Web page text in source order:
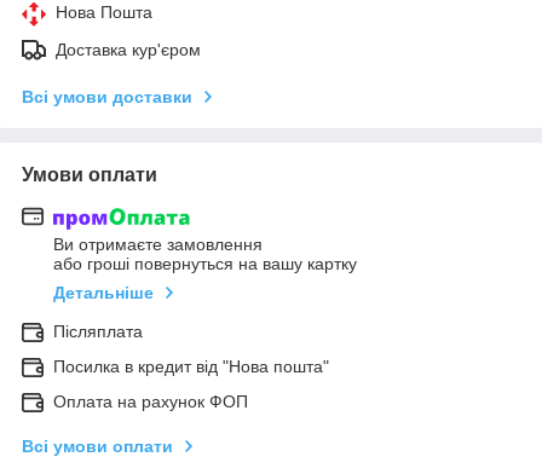
Нова Пошта
Доставка кур'єром
Всі умови доставки
Умови оплати
Ви отримаєте замовлення
або гроші повернуться на вашу картку
Детальніше
Післяплата
Посилка в кредит від "Нова пошта"
Оплата на рахунок ФОП
Всі умови оплати